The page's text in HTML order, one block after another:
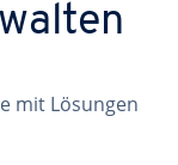
mit Lösungen